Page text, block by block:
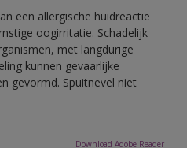
een allergische huidreactie
oogirritatie. Schadelijk
met langdurige
kunnen gevaarlijke
gevormd. Spuitnevel niet
Download Adobe Reader